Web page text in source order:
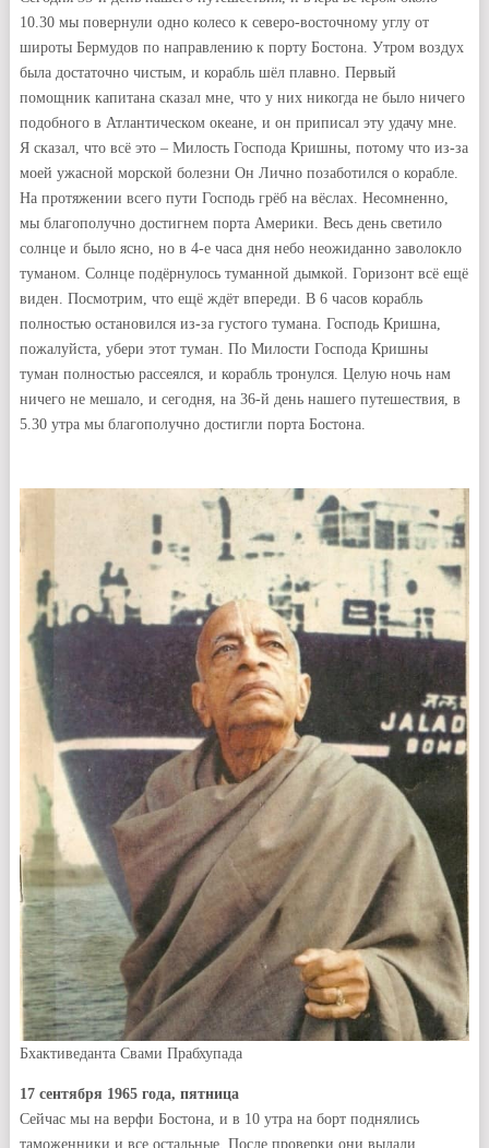
10.30 мы повернули одно колесо к северо-восточному углу от
широты Бермудов по направлению к порту Бостона. Утром воздух
была достаточно чистым, и корабль шёл плавно. Первый
помощник капитана сказал мне, что у них никогда не было ничего
подобного в Атлантическом океане, и он приписал эту удачу мне.
Я сказал, что всё это – Милость Господа Кришны, потому что из-за
моей ужасной морской болезни Он Лично позаботился о корабле.
На протяжении всего пути Господь грёб на вёслах. Несомненно,
мы благополучно достигнем порта Америки. Весь день светило
солнце и было ясно, но в 4-е часа дня небо неожиданно заволокло
туманом. Солнце подёрнулось туманной дымкой. Горизонт всё ещё
виден. Посмотрим, что ещё ждёт впереди. В 6 часов корабль
полностью остановился из-за густого тумана. Господь Кришна,
пожалуйста, убери этот туман. По Милости Господа Кришны
туман полностью рассеялся, и корабль тронулся. Целую ночь нам
ничего не мешало, и сегодня, на 36-й день нашего путешествия, в
5.30 утра мы благополучно достигли порта Бостона.
Бхактиведанта Свами Прабхупада
17 сентября 1965 года, пятница
Сейчас мы на верфи Бостона, и в 10 утра на борт поднялись
таможенники и все остальные. После проверки они выдали